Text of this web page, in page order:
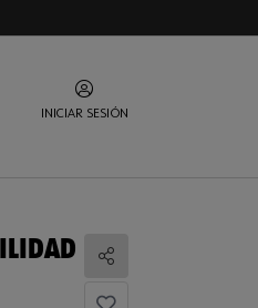
INICIAR SESIÓN
Compartir